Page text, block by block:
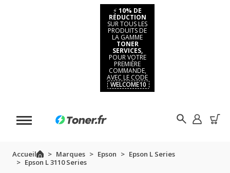
⚡ 10% DE
RÉDUCTION
SUR TOUS LES
PRODUITS DE
LA GAMME
TONER
SERVICES,
POUR VOTRE
PREMIÈRE
COMMANDE,
AVEC LE CODE
WELCOME10
Accueil Marques Epson
Epson L Series
Epson L 3110 Series